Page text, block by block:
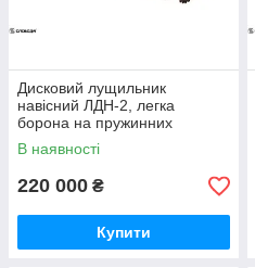
Дисковий лущильник
навісний ЛДН-2, легка
борона на пружинних
вібростойках, до трактора
МТЗ, ширина 2 м
В наявності
220 000 ₴
Купити